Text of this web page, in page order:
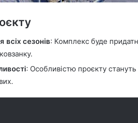
всіх сезонів: Комплекс буде
: Особливістю проєкту